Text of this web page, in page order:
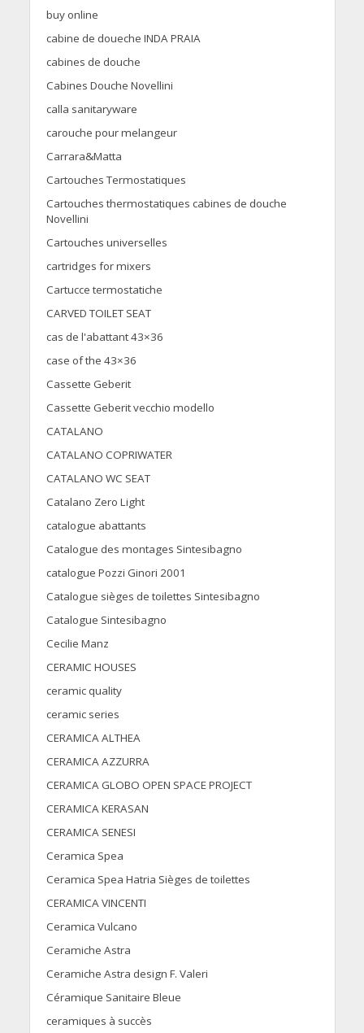
buy online
cabine de doueche INDA PRAIA
cabines de douche
Cabines Douche Novellini
calla sanitaryware
carouche pour melangeur
Carrara&Matta
Cartouches Termostatiques
Cartouches thermostatiques cabines de douche
Novellini
Cartouches universelles
cartridges for mixers
Cartucce termostatiche
CARVED TOILET SEAT
cas de l'abattant 43×36
case of the 43×36
Cassette Geberit
Cassette Geberit vecchio modello
CATALANO
CATALANO COPRIWATER
CATALANO WC SEAT
Catalano Zero Light
catalogue abattants
Catalogue des montages Sintesibagno
catalogue Pozzi Ginori 2001
Catalogue sièges de toilettes Sintesibagno
Catalogue Sintesibagno
Cecilie Manz
CERAMIC HOUSES
ceramic quality
ceramic series
CERAMICA ALTHEA
CERAMICA AZZURRA
CERAMICA GLOBO OPEN SPACE PROJECT
CERAMICA KERASAN
CERAMICA SENESI
Ceramica Spea
Ceramica Spea Hatria Sièges de toilettes
CERAMICA VINCENTI
Ceramica Vulcano
Ceramiche Astra
Ceramiche Astra design F. Valeri
Céramique Sanitaire Bleue
ceramiques à succès